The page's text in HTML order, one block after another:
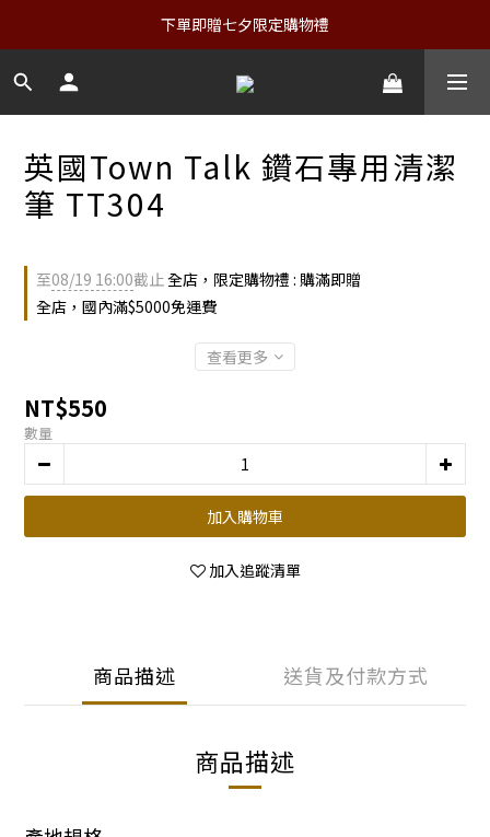
下單即贈七夕限定購物禮
英國Town Talk 鑽石專用清潔
筆 TT304
至08/19 16:00截止全店，限定購物禮 : 購滿即贈
全店，國內滿$5000免運費
查看更多
NT$550
數量
加入購物車
加入追蹤清單
商品描述 送貨及付款方式
商品描述